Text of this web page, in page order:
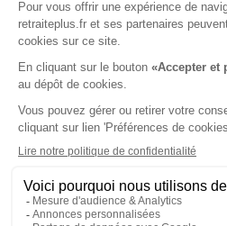
Vous avez besoin d’une
Obtenir les tarifs &
SUIVEZ-NOUS SUR :